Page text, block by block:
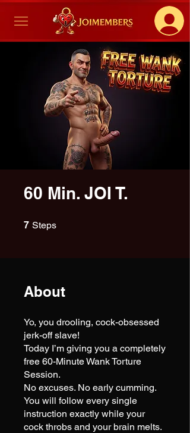
60 Min. JOI T.
7 Steps
About
Yo, you drooling, cock-obsessed
jerk-off slave!
Today I’m giving you a completely
free 60-Minute Wank Torture
Session.
No excuses. No early cumming.
You will follow every single
instruction exactly while your
cock throbs and your brain melts.